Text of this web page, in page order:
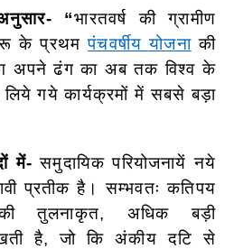
“भारतवर्ष की ग्रामीण
के प्रथमपंचवर्षीय योजनाकी
अपने ढंग का अब तक विश्व के
गये कार्यक्रमों में सबसे बड़ा
में-समुदायिक परियोजनायें नये
प्रतीक है। सम्भवतः कतिपय
की तुलनाकृत, अधिक बड़ी
है, जो कि अंकीय दटि से